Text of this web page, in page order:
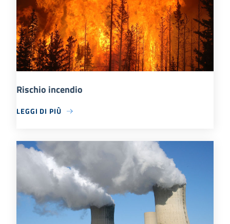
Rischio incendio
LEGGI DI PIÙ